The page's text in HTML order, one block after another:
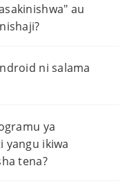
au
ni salama
ya
yangu ikiwa
tena?